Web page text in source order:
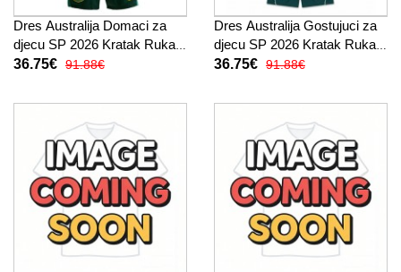
Dres Australija Domaci za
djecu SP 2026 Kratak Rukav
(+ kratke hlače)
36.75€ 91.88€
Dres Australija Gostujuci za
djecu SP 2026 Kratak Rukav
(+ kratke hlače)
36.75€ 91.88€